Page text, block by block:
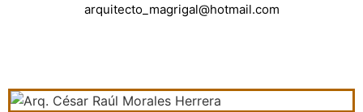
arquitecto_magrigal@hotmail.com